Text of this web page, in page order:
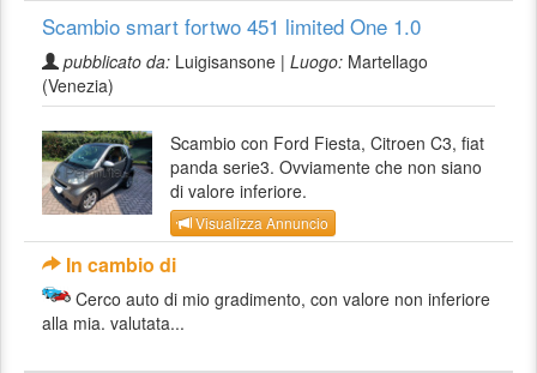
Scambio smart fortwo 451 limited One 1.0
pubblicato da: Luigisansone | Luogo: Martellago
(Venezia)
Scambio con Ford Fiesta, Citroen C3, fiat
panda serie3. Ovviamente che non siano
di valore inferiore.
Visualizza Annuncio
In cambio di
Cerco auto di mio gradimento, con valore non inferiore
alla mia. valutata...